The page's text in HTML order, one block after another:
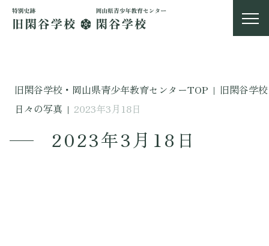
旧閑谷学校・岡山県青少年教育センターTOP | 旧閑谷学校
日々の写真 | 2023年3月18日
2023年3月18日